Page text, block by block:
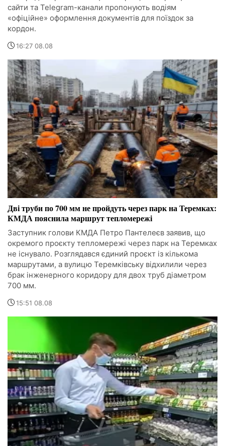
сайти та Telegram-канали пропонують водіям
«офіційне» оформлення документів для поїздок за
кордон.
16:27 08.08
Дві труби по 700 мм не пройдуть через парк на Теремках:
КМДА пояснила маршрут тепломережі
Заступник голови КМДА Петро Пантелеєв заявив, що
окремого проєкту тепломережі через парк на Теремках
не існувало. Розглядався єдиний проєкт із кількома
маршрутами, а вулицю Теремківську відхилили через
брак інженерного коридору для двох труб діаметром
700 мм.
15:51 08.08